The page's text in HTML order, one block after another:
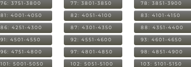
76: 3751-3800 77: 3801-3850 78: 3851-3900
81: 4001-4050 82: 4051-4100 83: 4101-4150
86: 4251-4300 87: 4301-4350 88: 4351-4400
91: 4501-4550 92: 4551-4600 93: 4601-4650
96: 4751-4800 97: 4801-4850 98: 4851-4900
101: 5001-5050 102: 5051-5100 103: 5101-5150